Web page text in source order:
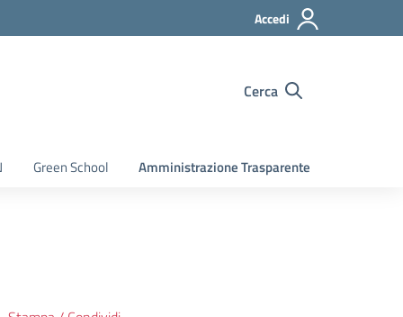
Accedi
Cerca
Green School Amministrazione Trasparente